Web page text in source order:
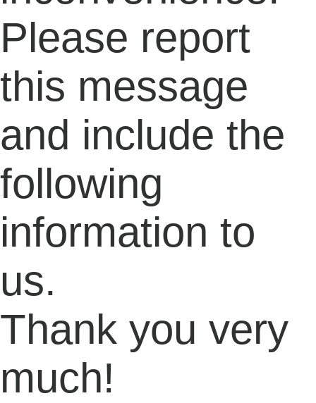
Please report
this message
and include the
following
information to
us.
Thank you very
much!